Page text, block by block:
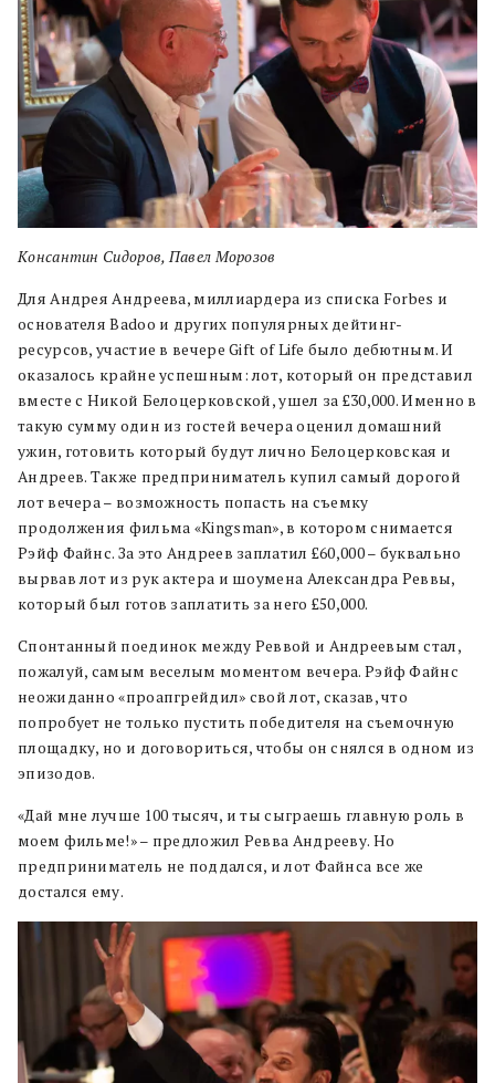
Консантин Сидоров, Павел Морозов
Для Андрея Андреева, миллиардера из списка Forbes и
основателя Badoo и других популярных дейтинг-
ресурсов, участие в вечере Gift of Life было дебютным. И
оказалось крайне успешным: лот, который он представил
вместе с Никой Белоцерковской, ушел за £30,000. Именно в
такую сумму один из гостей вечера оценил домашний
ужин, готовить который будут лично Белоцерковская и
Андреев. Также предприниматель купил самый дорогой
лот вечера – возможность попасть на съемку
продолжения фильма «Kingsman», в котором снимается
Рэйф Файнс. За это Андреев заплатил £60,000 – буквально
вырвав лот из рук актера и шоумена Александра Реввы,
который был готов заплатить за него £50,000.
Спонтанный поединок между Реввой и Андреевым стал,
пожалуй, самым веселым моментом вечера. Рэйф Файнс
неожиданно «проапгрейдил» свой лот, сказав, что
попробует не только пустить победителя на съемочную
площадку, но и договориться, чтобы он снялся в одном из
эпизодов.
«Дай мне лучше 100 тысяч, и ты сыграешь главную роль в
моем фильме!» – предложил Ревва Андрееву. Но
предприниматель не поддался, и лот Файнса все же
достался ему.